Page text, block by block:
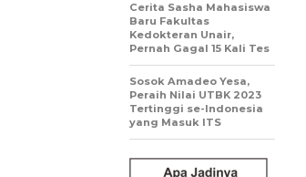
Cerita Sasha Mahasiswa
Baru Fakultas
Kedokteran Unair,
Pernah Gagal 15 Kali Tes
Sosok Amadeo Yesa,
Peraih Nilai UTBK 2023
Tertinggi se-Indonesia
yang Masuk ITS